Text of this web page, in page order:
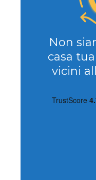
Non
casa
vicini